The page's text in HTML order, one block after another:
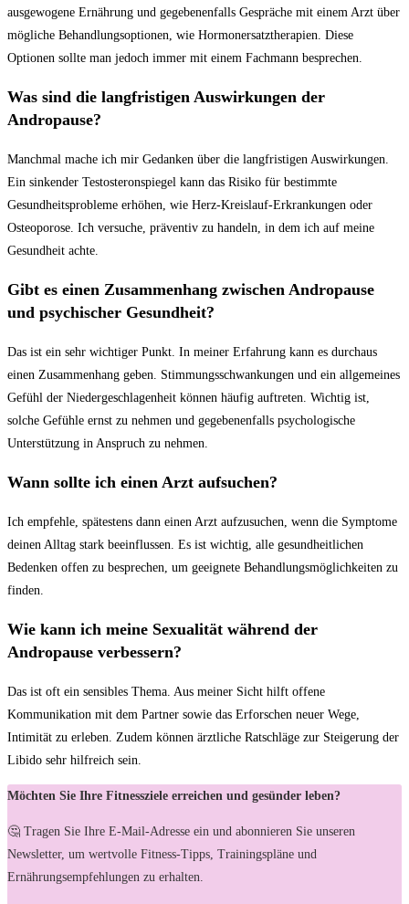
ausgewogene Ernährung und gegebenenfalls Gespräche mit einem Arzt‌ über
mögliche ​Behandlungsoptionen, wie Hormonersatztherapien. Diese
Optionen sollte man jedoch immer mit einem⁤ Fachmann​ besprechen.
Was sind ⁤die ‍langfristigen Auswirkungen der
Andropause?
Manchmal mache ich ⁢mir Gedanken über die langfristigen Auswirkungen.⁢
Ein sinkender Testosteronspiegel kann das​ Risiko für bestimmte
Gesundheitsprobleme⁤ erhöhen, wie Herz-Kreislauf-Erkrankungen oder
Osteoporose.⁣ Ich versuche, ⁤präventiv zu handeln, in dem ich‍ auf ‍meine
Gesundheit achte.
Gibt es einen Zusammenhang zwischen Andropause
und psychischer Gesundheit?
Das ist ein ​sehr⁣ wichtiger‍ Punkt. In meiner Erfahrung​ kann es durchaus
einen Zusammenhang geben. Stimmungsschwankungen und ein allgemeines
Gefühl der Niedergeschlagenheit können häufig auftreten. Wichtig ist,
‍solche Gefühle ernst‍ zu nehmen und gegebenenfalls psychologische
Unterstützung in⁤ Anspruch zu nehmen.
Wann sollte ich einen Arzt ⁢aufsuchen?
Ich empfehle, spätestens dann einen Arzt aufzusuchen, wenn​ die Symptome
deinen Alltag stark beeinflussen. ⁣Es ist wichtig, alle gesundheitlichen
Bedenken offen zu besprechen, um geeignete Behandlungsmöglichkeiten zu
finden.
Wie kann ich⁤ meine Sexualität während der​
Andropause verbessern?
Das ist oft ein sensibles Thema. Aus ⁣meiner Sicht⁣ hilft offene
Kommunikation mit dem Partner sowie das Erforschen neuer Wege, ​
Intimität zu erleben. Zudem können ärztliche Ratschläge zur Steigerung der
Libido sehr hilfreich sein.
Möchten Sie Ihre Fitnessziele erreichen und gesünder leben?
🤔 Tragen Sie Ihre E-Mail-Adresse ein und abonnieren Sie unseren
Newsletter, um wertvolle Fitness-Tipps, Trainingspläne und
Ernährungsempfehlungen zu erhalten.